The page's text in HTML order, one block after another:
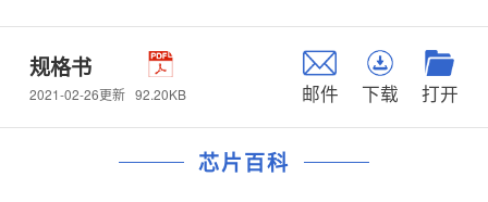
规格书
2021-02-26更新 92.20KB 邮件 下载 打开
芯片百科